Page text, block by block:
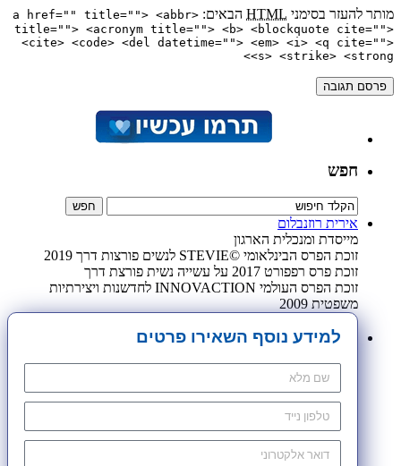
מותר להעזר בסימני HTML הבאים:
<a href="" title=""> <abbr
title=""> <acronym title=""> <b> <blockquote cite="">
<cite> <code> <del datetime=""> <em> <i> <q cite="">
<s> <strike> <strong>
חפש
אירית רוזנבלום
מייסדת ומנכלית הארגון
זוכת הפרס הבינלאומי ©STEVIE לנשים פורצות דרך 2019
זוכת פרס רפפורט 2017 על עשייה נשית פורצת דרך
זוכת הפרס העולמי INNOVACTION לחדשנות ויצירתיות
משפטית 2009
למידע נוסף השאירו פרטים